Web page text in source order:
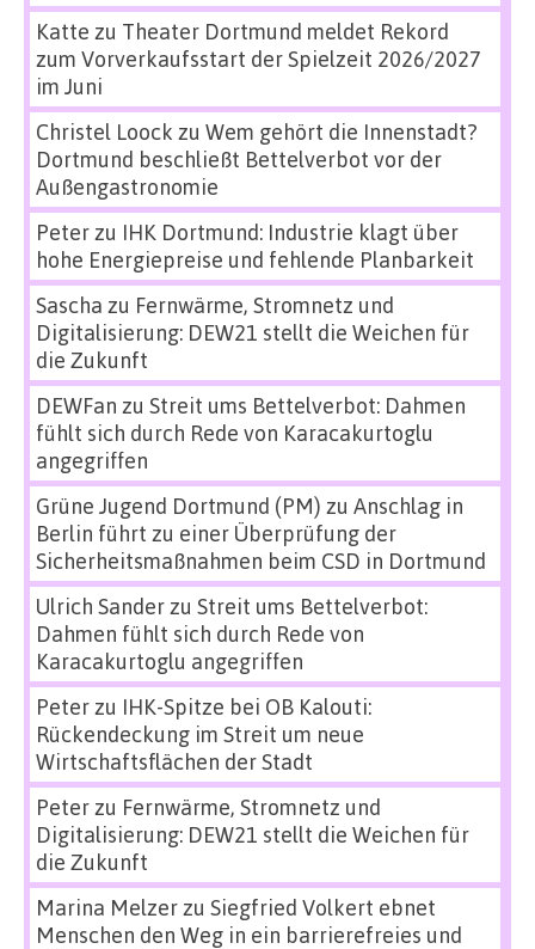
Katte zu Theater Dortmund meldet Rekord
zum Vorverkaufsstart der Spielzeit 2026/2027
im Juni
Christel Loock zu Wem gehört die Innenstadt?
Dortmund beschließt Bettelverbot vor der
Außengastronomie
Peterzu IHK Dortmund: Industrie klagt über
hohe Energiepreise und fehlende Planbarkeit
Sascha zu Fernwärme, Stromnetz und
Digitalisierung: DEW21 stellt die Weichen für
die Zukunft
DEWFan zu Streit ums Bettelverbot: Dahmen
fühlt sich durch Rede von Karacakurtoglu
angegriffen
Grüne Jugend Dortmund (PM) zu Anschlag in
Berlin führt zu einer Überprüfung der
Sicherheitsmaßnahmen beim CSD in Dortmund
Ulrich Sanderzu Streit ums Bettelverbot:
Dahmen fühlt sich durch Rede von
Karacakurtoglu angegriffen
Peterzu IHK-Spitze bei OB Kalouti:
Rückendeckung im Streit um neue
Wirtschaftsflächen der Stadt
Peterzu Fernwärme, Stromnetz und
Digitalisierung: DEW21 stellt die Weichen für
die Zukunft
Marina Melzerzu Siegfried Volkert ebnet
Menschen den Weg in ein barrierefreies und